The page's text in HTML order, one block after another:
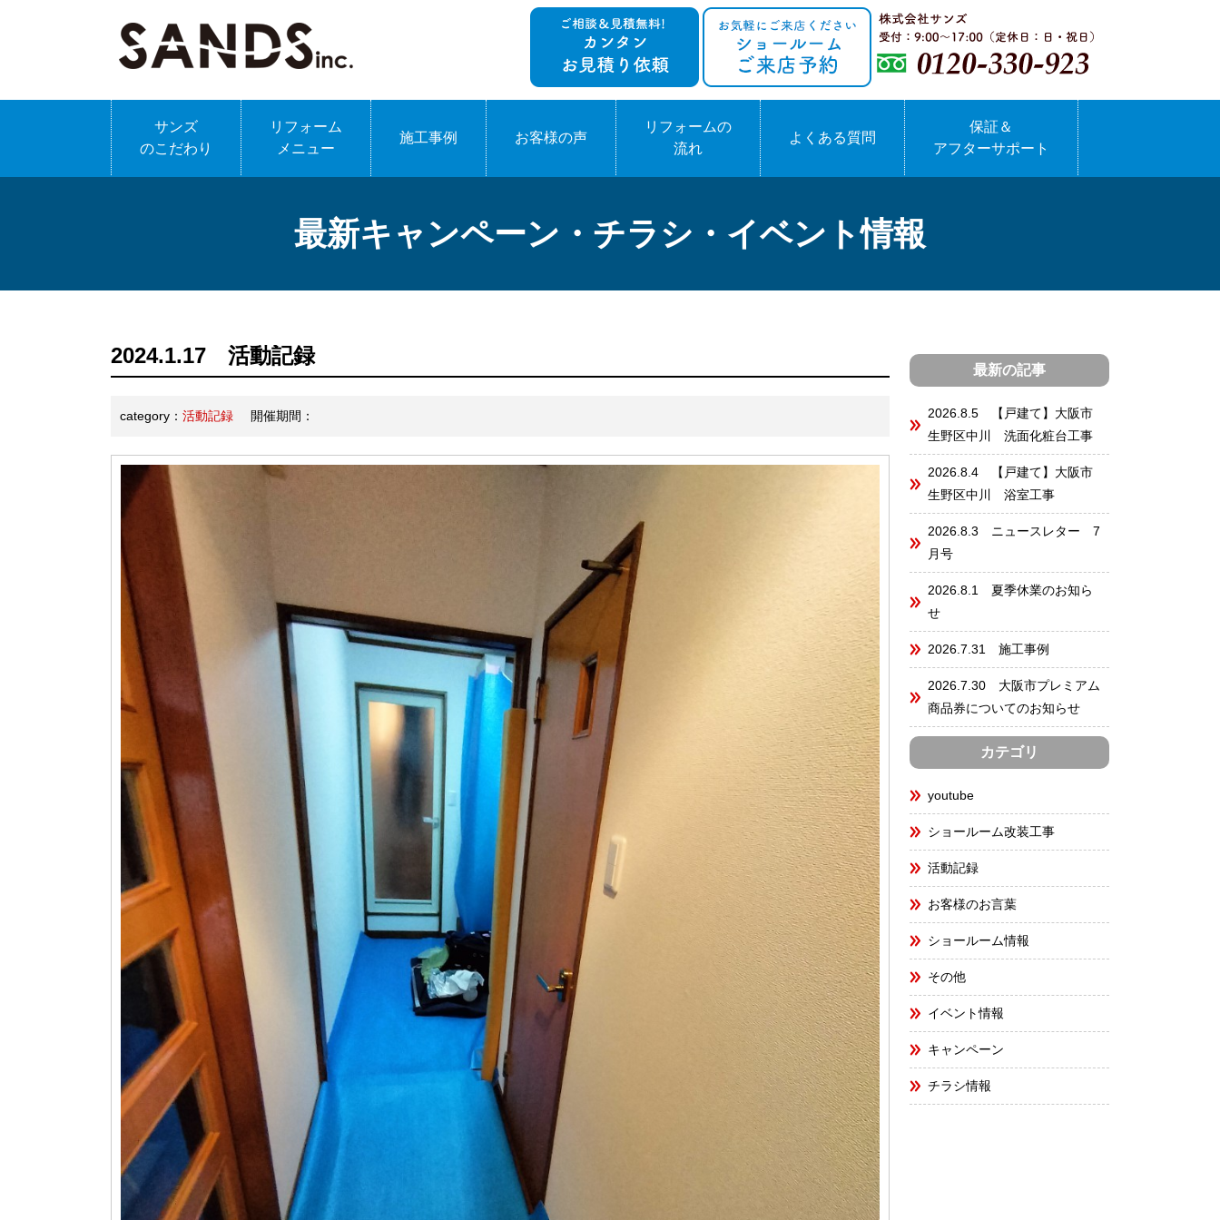
サンズ
のこだわり
リフォーム
メニュー
施工事例 お客様の声
リフォームの
流れ
よくある質問
保証＆
アフターサポート
最新キャンペーン・チラシ・イベント情報
2024.1.17 活動記録
category： 活動記録 開催期間：
最新の記事
2026.8.5 【戸建て】大阪市
生野区中川 洗面化粧台工事
2026.8.4 【戸建て】大阪市
生野区中川 浴室工事
2026.8.3 ニュースレター 7
月号
2026.8.1 夏季休業のお知ら
せ
2026.7.31 施工事例
2026.7.30 大阪市プレミアム
商品券についてのお知らせ
カテゴリ
youtube
ショールーム改装工事
活動記録
お客様のお言葉
ショールーム情報
その他
イベント情報
キャンペーン
チラシ情報